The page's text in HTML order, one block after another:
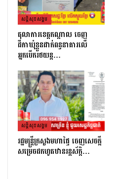
សន្តិសុខសង្គម
តុលាការខេត្តកណ្ដាល ចេញ
ដីកាឃុំខ្លួនដាក់ពន្ធនាគារលើ
អ្នកបើករថយន្ត…
សន្តិសុខសង្គម
រដ្ឋមន្ដ្រីក្រសួងមហាផ្ទៃ ចេញសេចក្តី
សម្រេចដកហូតឋានរន្តស័ក្តិ…